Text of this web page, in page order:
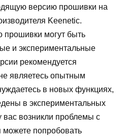
версию прошивки на
Keenetic.
прошивки могут быть
и экспериментальные
рекомендуется
являетесь опытным
в новых функциях,
в экспериментальных
вас возникли проблемы с
попробовать